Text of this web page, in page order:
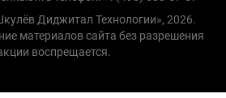
Диджитал Технологии», 2026.
материалов сайта без разрешения
воспрещается.